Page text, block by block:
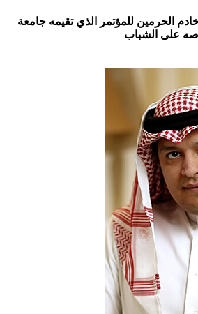
الحرمين للمؤتمر الذي تقيمه جامعة
على الشباب